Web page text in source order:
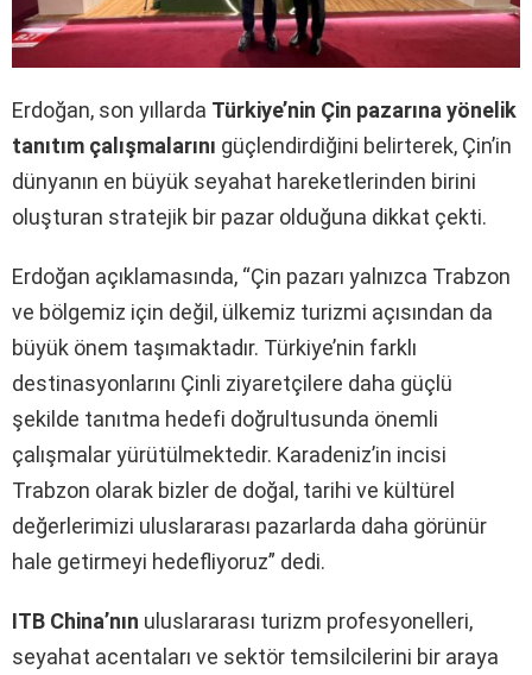
Erdoğan, son yıllarda Türkiye’nin Çin pazarına yönelik
tanıtım çalışmalarını güçlendirdiğini belirterek, Çin’in
dünyanın en büyük seyahat hareketlerinden birini
oluşturan stratejik bir pazar olduğuna dikkat çekti.
Erdoğan açıklamasında, “Çin pazarı yalnızca Trabzon
ve bölgemiz için değil, ülkemiz turizmi açısından da
büyük önem taşımaktadır. Türkiye’nin farklı
destinasyonlarını Çinli ziyaretçilere daha güçlü
şekilde tanıtma hedefi doğrultusunda önemli
çalışmalar yürütülmektedir. Karadeniz’in incisi
Trabzon olarak bizler de doğal, tarihi ve kültürel
değerlerimizi uluslararası pazarlarda daha görünür
hale getirmeyi hedefliyoruz” dedi.
ITB China’nın uluslararası turizm profesyonelleri,
seyahat acentaları ve sektör temsilcilerini bir araya